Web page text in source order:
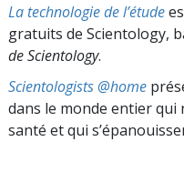
La technologie de l’étude
gratuits de Scientology,
de Scientology.
Scientologists @home
dans le monde entier
santé et qui